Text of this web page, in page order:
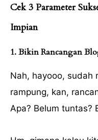
Cek 3 Parameter
Impian
1. Bikin Rancangan
Nah, hayooo, sudah
rampung, kan,
Apa? Belum tuntas?